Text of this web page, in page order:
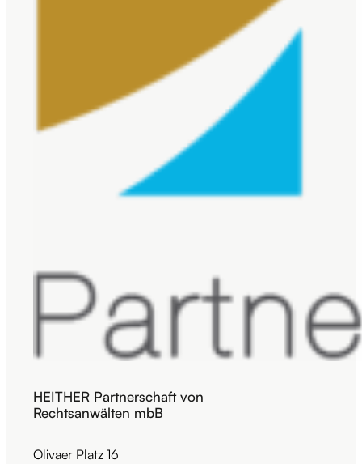
HEITHER Partnerschaft von
Rechtsanwälten mbB
Olivaer Platz 16